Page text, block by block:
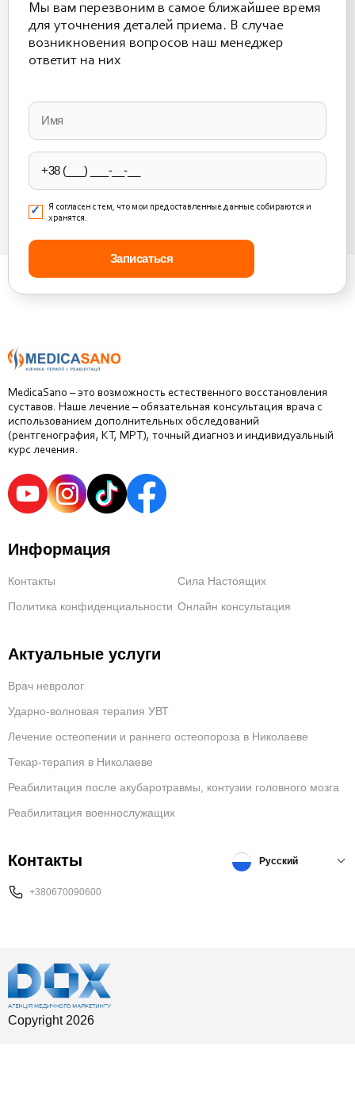
Мы вам перезвоним в самое ближайшее время
для уточнения деталей приема. В случае
возникновения вопросов наш менеджер
ответит на них
leave
this
field
empty.
Я согласен с тем, что мои предоставленные данные собираются и
хранятся.
MedicaSano – это возможность естественного восстановления
суставов. Наше лечение – обязательная консультация врача с
использованием дополнительных обследований
(рентгенография, КТ, МРТ), точный диагноз и индивидуальный
курс лечения.
Информация
Контакты
Сила Настоящих
Политика конфиденциальности Онлайн консультация
Актуальные услуги
Врач невролог
Ударно-волновая терапия УВТ
Лечение остеопении и раннего остеопороза в Николаеве
Текар-терапия в Николаеве
Реабилитация после акубаротравмы, контузии головного мозга
Реабилитация военнослужащих
Контакты
+380670090600
Русский
Copyright 2026